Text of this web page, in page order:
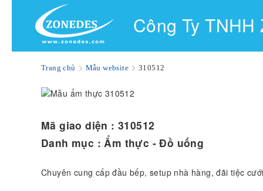
Công Ty TNHH
Trang chủ Mẫu website 310512
Mã giao diện :310512
Danh mục :Ẩm thực - Đồ uống
Chuyên cung cấp đầu bếp, setup nhà hàng, đãi tiệc